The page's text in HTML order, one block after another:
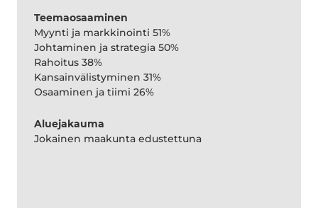
Teemaosaaminen
Myynti ja markkinointi 51%
Johtaminen ja strategia 50%
Rahoitus 38%
Kansainvälistyminen 31%
Osaaminen ja tiimi 26%
Aluejakauma
Jokainen maakunta edustettuna